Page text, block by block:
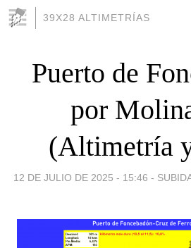
39X28 ALTIMETRÍAS
Puerto de
por
(Altimetría
12 DE JULIO DE 2025 - 15:46 -